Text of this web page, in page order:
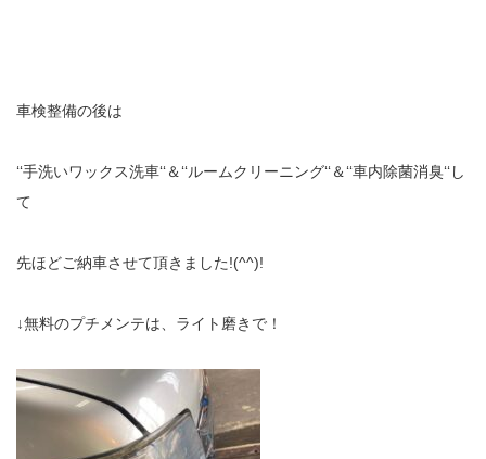
車検整備の後は
‘‘手洗いワックス洗車‘‘＆‘‘ルームクリーニング‘‘＆‘‘車内除菌消臭‘‘し
て
先ほどご納車させて頂きました!(^^)!
↓無料のプチメンテは、ライト磨きで！